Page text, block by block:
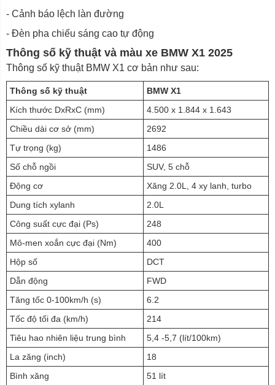
- Cảnh báo lệch làn đường
- Đèn pha chiếu sáng cao tự động
Thông số kỹ thuật và màu xe BMW X1 2025
Thông số kỹ thuật BMW X1 cơ bản như sau:
Thông số kỹ thuật
BMW X1
Kích thước DxRxC (mm)
4.500 x 1.844 x 1.643
Chiều dài cơ sở (mm)
2692
Tự trọng (kg)
1486
Số chỗ ngồi
SUV, 5 chỗ
Động cơ
Xăng 2.0L, 4 xy lanh, turbo
Dung tích xylanh
2.0L
Công suất cực đại (Ps)
248
Mô-men xoắn cực đại (Nm)
400
Hộp số
DCT
Dẫn động
FWD
Tăng tốc 0-100km/h (s)
6.2
Tốc độ tối đa (km/h)
214
Tiêu hao nhiên liệu trung bình
5,4 -5,7 (lít/100km)
La zăng (inch)
18
Bình xăng
51 lít